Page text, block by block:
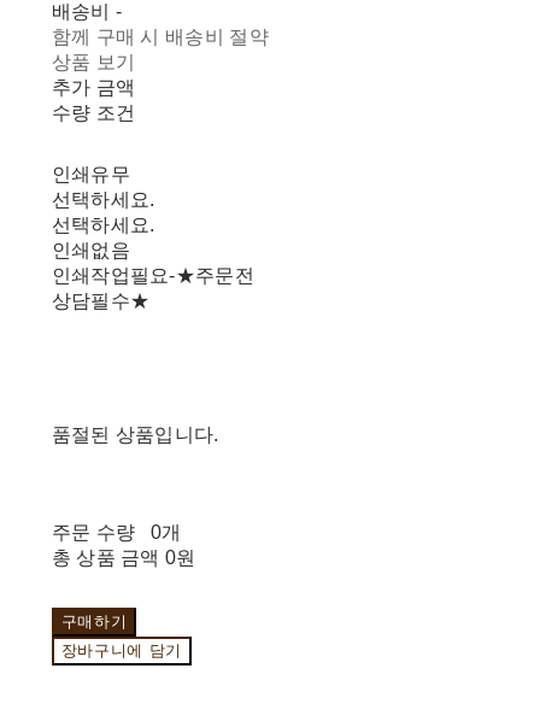
배송비 -
함께 구매 시 배송비 절약
상품 보기
추가 금액
수량 조건
인쇄유무
선택하세요.
선택하세요.
인쇄없음
인쇄작업필요-★주문전
상담필수★
품절된 상품입니다.
주문 수량
0개
총 상품 금액 0원
구매하기
장바구니에 담기